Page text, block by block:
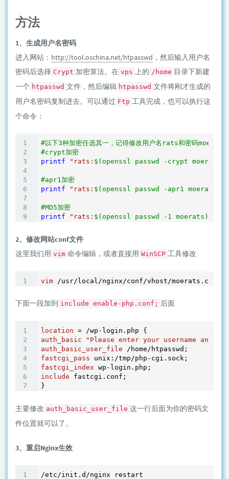
方法
1、生成用户名密码
进入网站： http://tool.oschina.net/htpasswd ，然后输入用户名
密码后选择 Crypt 加密算法。在 vps 上的 /home 目录下新建
一个 htpasswd 文件，然后编辑 htpasswd 文件将刚才生成的
用户名密码复制进去。可以通过 Ftp 工具完成，也可以执行这
个命令：
#以下3种加密任选其一，记得修改用户名rats和密码moerats
#crypt加密
printf
"rats: $(openssl passwd -crypt moerats)
#apr1加密
printf
"rats: $(openssl passwd -apr1 moerats)
#MD5加密
printf
"rats: $(openssl passwd -1 moerats)
2、修改网站conf文件
这里我们用 vim 命令编辑，或者直接用 WinSCP 工具修改
vim
下面一段加到 include enable-php.conf; 后面
location
auth_basic
"Please enter your username and
auth_basic_user_file
fastcgi_pass
fastcgi_index
include fastcgi.conf;
}
主要修改 auth_basic_user_file 这一行后面为你的密码文
件位置就可以了。
3、重启Nginx生效